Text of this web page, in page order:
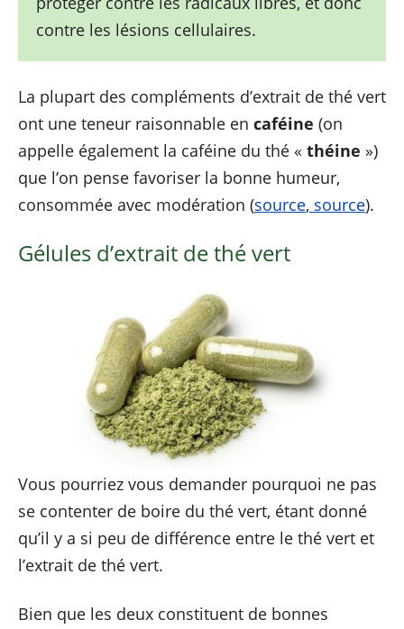
contre les lésions cellulaires.
La plupart des compléments d’extrait de thé vert
ont une teneur raisonnable en caféine (on
appelle également la caféine du thé « théine »)
que l’on pense favoriser la bonne humeur,
consommée avec modération (source, source).
Gélules d’extrait de thé vert
Vous pourriez vous demander pourquoi ne pas
se contenter de boire du thé vert, étant donné
qu’il y a si peu de différence entre le thé vert et
l’extrait de thé vert.
Bien que les deux constituent de bonnes